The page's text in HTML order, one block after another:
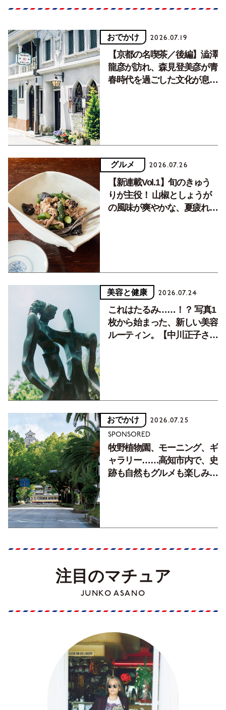
おでかけ 2026.07.19
【京都の名喫茶／後編】澁澤
龍彦が訪れ、森見登美彦が青
春時代を過ごした文化が息づ
グルメ 2026.07.26
【新連載Vol.1】旬のきゅう
りが主役！ 山椒としょうが
の風味が爽やかな、夏疲れを
美容と健康 2026.07.24
これはたるみ……！？ 写真1
枚から始まった、新しい美容
ルーティン。【中川正子さん
おでかけ 2026.07.25
SPONSORED
牧野植物園、モーニング、ギ
ャラリー……高知市内で、史
跡も自然もグルメも楽しみ尽
注目のマチュア
JUNKO ASANO